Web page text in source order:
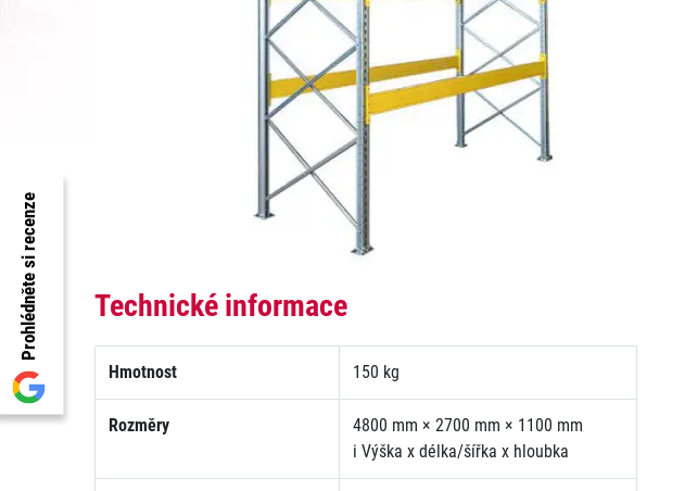
Prohlédněte si recenze Technické informace
Hmotnost 150 kg
Rozměry
4800 mm × 2700 mm × 1100 mm
i Výška x délka/šířka x hloubka